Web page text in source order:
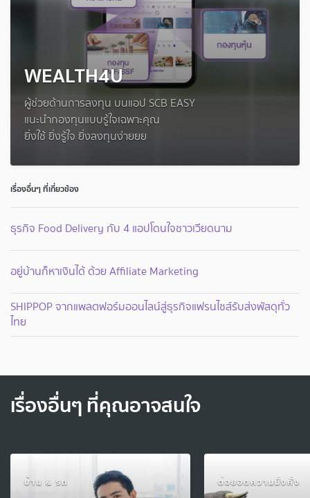
WEALTH4U
ผู้ช่วยด้านการลงทุน บนแอป SCB EASY
แนะนำกองทุนแบบรู้ใจเฉพาะคุณ
ยิ่งใช้ ยิ่งรู้ใจ ยิ่งลงทุนง่ายยย
เรื่องอื่นๆ ที่เกี่ยวข้อง
ธุรกิจ Food Delivery กับ 4 แอปโดนใจชาวเวียดนาม
อยู่บ้านก็หาเงินได้ ด้วย Affiliate Marketing
SHIPPOP จากแพลตฟอร์มออนไลน์สู่ธุรกิจแฟรนไชส์รับส่งพัสดุทั่ว
ไทย
เรื่องอื่นๆ ที่คุณอาจสนใจ
บ้าน & รถ ต่อยอดความมั่งคั่ง